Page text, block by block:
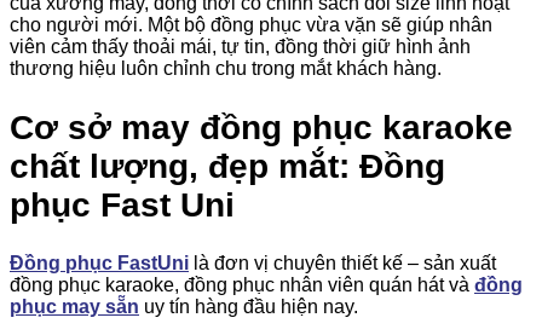
cho người mới. Một bộ đồng phục vừa vặn sẽ giúp nhân
viên cảm thấy thoải mái, tự tin, đồng thời giữ hình ảnh
thương hiệu luôn chỉnh chu trong mắt khách hàng.
Cơ sở may đồng phục karaoke
chất lượng, đẹp mắt: Đồng
phục Fast Uni
Đồng phục FastUni là đơn vị chuyên thiết kế – sản xuất
đồng phục karaoke, đồng phục nhân viên quán hát và đồng
phục may sẵn uy tín hàng đầu hiện nay.